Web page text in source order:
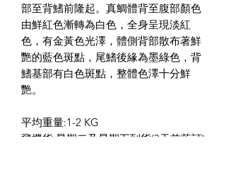
部至背鰭前隆起。真鯛體背至腹部顏色
由鮮紅色漸轉為白色，全身呈現淡紅
色，有金黃色光澤，體側背部散布著鮮
艷的藍色斑點，尾鰭後緣為墨綠色，背
鰭基部有白色斑點，整體色澤十分鮮
艷。
平均重量:1-2 KG
飛機貨:星期二及星期五到貨(3天前落訂)